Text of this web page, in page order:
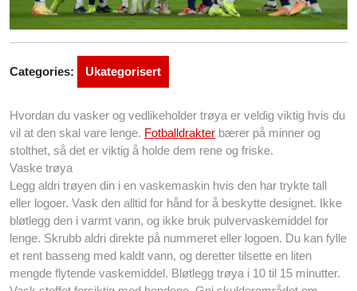
Categories: Ukategorisert
Hvordan du vasker og vedlikeholder trøya er veldig viktig hvis du
vil at den skal vare lenge. Fotballdrakter bærer på minner og
stolthet, så det er viktig å holde dem rene og friske.
Vaske trøya
Legg aldri trøyen din i en vaskemaskin hvis den har trykte tall
eller logoer. Vask den alltid for hånd for å beskytte designet. Ikke
bløtlegg den i varmt vann, og ikke bruk pulvervaskemiddel for
lenge. Skrubb aldri direkte på nummeret eller logoen. Du kan fylle
et rent basseng med kaldt vann, og deretter tilsette en liten
mengde flytende vaskemiddel. Bløtlegg trøya i 10 til 15 minutter.